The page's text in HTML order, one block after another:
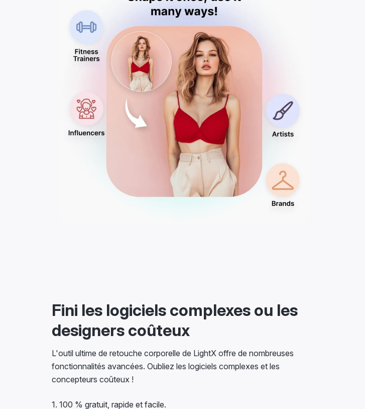
Fini les logiciels complexes ou les
designers coûteux
L'outil ultime de retouche corporelle de LightX offre de nombreuses
fonctionnalités avancées. Oubliez les logiciels complexes et les
concepteurs coûteux !
1. 100 % gratuit, rapide et facile.